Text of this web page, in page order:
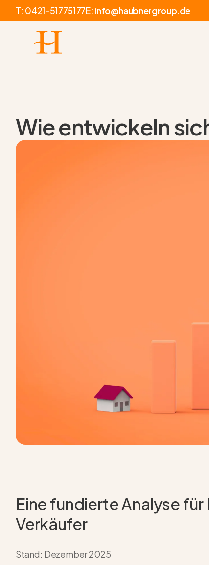
T: 0421-51775177E: info@haubnergroup.de
Wie entwickeln
Eine fundierte Analyse
Verkäufer
Stand: Dezember 2025